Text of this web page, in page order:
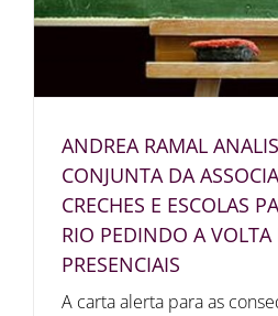
ANDREA RAMAL
CONJUNTA DA
CRECHES E ESCOLAS
RIO PEDINDO A VOLTA
PRESENCIAIS
A carta alerta para as